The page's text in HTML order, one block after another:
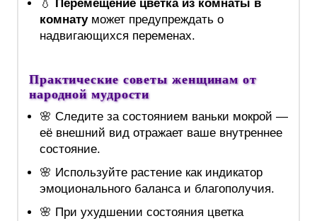
💧 Перемещение цветка из комнаты в
комнатуможет предупреждать о
надвигающихся переменах.
Практические советы женщинам от
народной мудрости
🌸 Следите за состоянием ваньки мокрой —
её внешний вид отражает ваше внутреннее
состояние.
🌸 Используйте растение как индикатор
эмоционального баланса и благополучия.
🌸 При ухудшении состояния цветка